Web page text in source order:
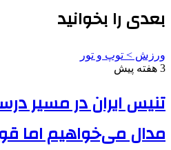
بعدی را بخوانید
ورزش > توپ و تور
3 هفته پیش
تنیس ایران در مسیر
مدال می‌خواهیم اما